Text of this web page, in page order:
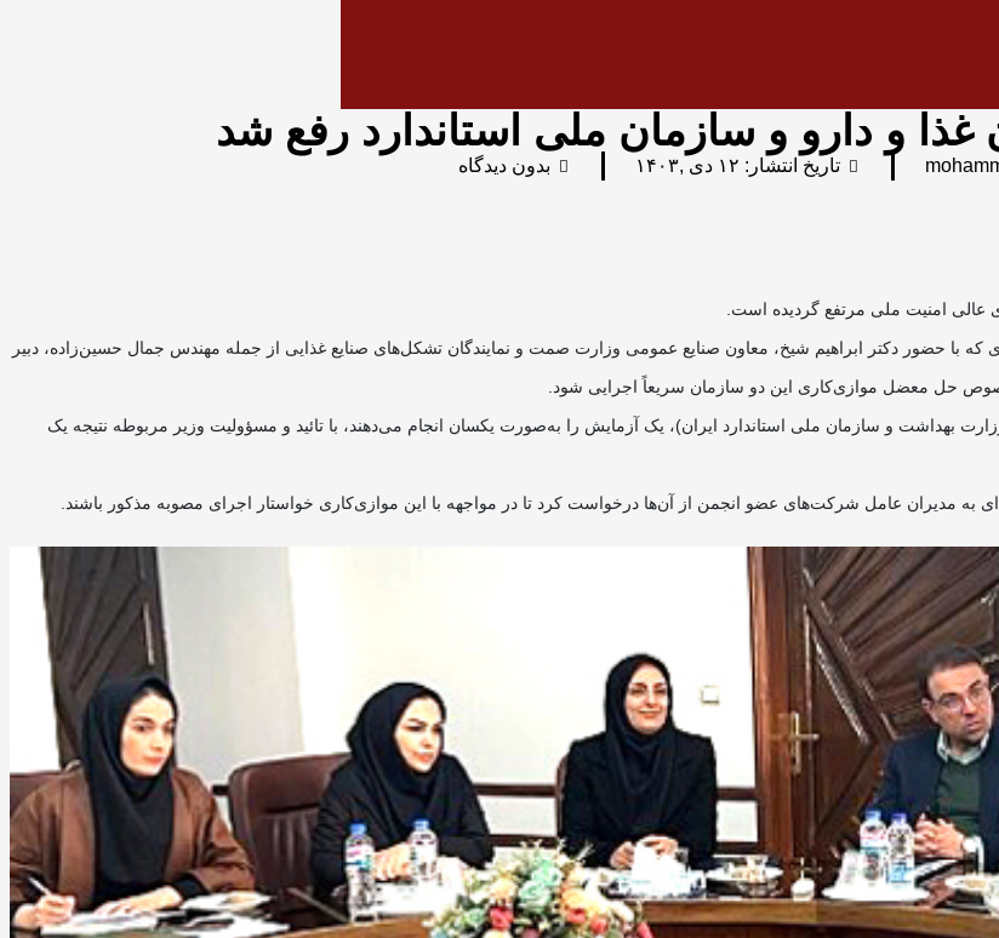
و دارو و سازمان ملی استاندارد رفع شد
تاریخ انتشار: بدون دیدگاه
عالی امنیت ملی مرتفع گردیده است.
با حضور دکتر ابراهیم شیخ‌، معاون صنایع عمومی وزارت صمت و نمایندگان تشکل‌های صنایع غذایی از جمله مهندس جمال حسین‌زاده، دبیر
حل معضل موازی‌کاری این دو سازمان سریعاً اجرایی شود.
دو دستگاه فوق‌الذکر (وزارت بهداشت و سازمان ملی استاندارد ایران)، یک آزمایش را به‌صورت یکسان انجام می‌دهند، با تائید و مسؤولیت وزیر مربوطه نتیجه یک
به مدیران عامل شرکت‌های عضو انجمن از آن‌ها درخواست کرد تا در مواجهه با این موازی‌کاری خواستار اجرای مصوبه مذکور باشند.